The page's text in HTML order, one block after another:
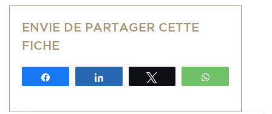
ENVIE DE PARTAGER CETTE
FICHE